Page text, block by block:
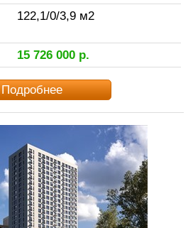
122,1/0/3,9 м2
15 726 000р.
Подробнее